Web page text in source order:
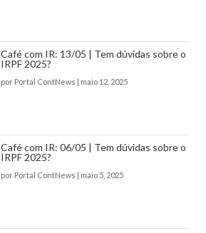
Café com IR: 13/05 | Tem dúvidas sobre o
IRPF 2025?
por Portal ContNews | maio 12, 2025
Café com IR: 06/05 | Tem dúvidas sobre o
IRPF 2025?
por Portal ContNews | maio 5, 2025